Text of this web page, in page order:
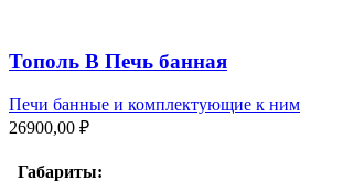
Тополь В Печь банная
Печи банные и комплектующие к ним
26900,00 ₽
Габариты: